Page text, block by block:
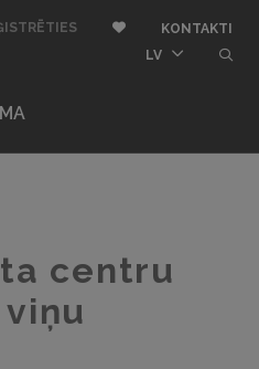
REĢISTRĒTIESPievienot pie iemīļota
KONTAKTI
LV
centru